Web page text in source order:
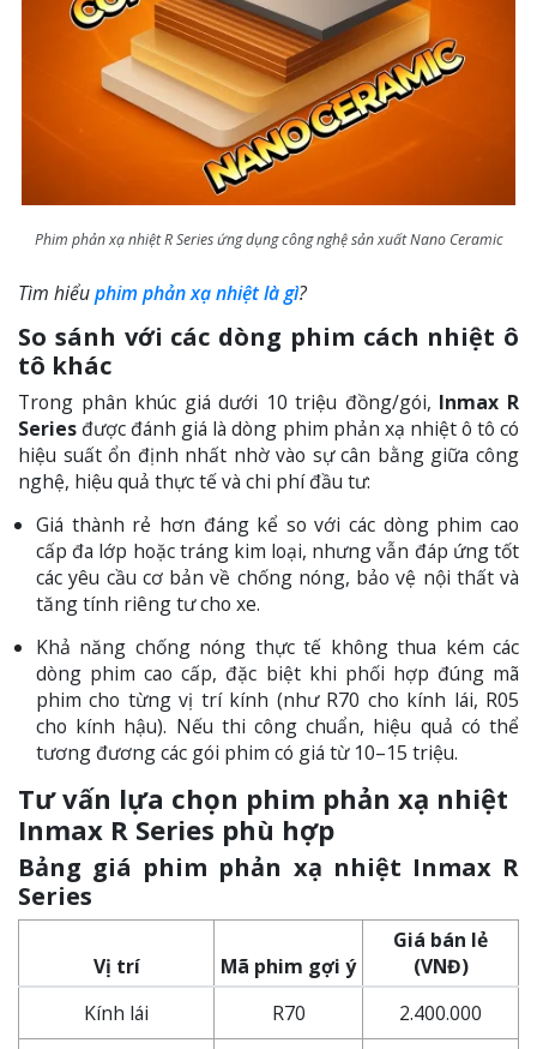
Phim phản xạ nhiệt R Series ứng dụng công nghệ sản xuất Nano Ceramic
Tìm hiểuphim phản xạ nhiệt là gì?
So sánh với các dòng phim cách nhiệt ô
tô khác
Trong phân khúc giá dưới 10 triệu đồng/gói, Inmax R
Series được đánh giá là dòng phim phản xạ nhiệt ô tô có
hiệu suất ổn định nhất nhờ vào sự cân bằng giữa công
nghệ, hiệu quả thực tế và chi phí đầu tư:
Giá thành rẻ hơn đáng kể so với các dòng phim cao
cấp đa lớp hoặc tráng kim loại, nhưng vẫn đáp ứng tốt
các yêu cầu cơ bản về chống nóng, bảo vệ nội thất và
tăng tính riêng tư cho xe.
Khả năng chống nóng thực tế không thua kém các
dòng phim cao cấp, đặc biệt khi phối hợp đúng mã
phim cho từng vị trí kính (như R70 cho kính lái, R05
cho kính hậu). Nếu thi công chuẩn, hiệu quả có thể
tương đương các gói phim có giá từ 10–15 triệu.
Tư vấn lựa chọn phim phản xạ nhiệt
Inmax R Series phù hợp
Bảng giá phim phản xạ nhiệt Inmax R
Series
Vị trí Mã phim gợi ý
Giá bán lẻ
(VNĐ)
Kính lái
R70
2.400.000